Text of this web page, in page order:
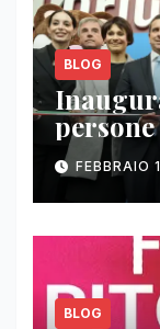
BLOG
FEBBRAIO
BLOG